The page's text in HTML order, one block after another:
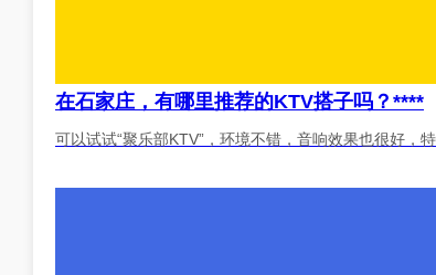
在石家庄，有哪里推荐的KTV搭子吗？****
可以试试“聚乐部KTV”，环境不错，音响效果也很好，